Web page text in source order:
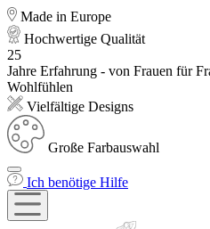
Made in Europe
Hochwertige Qualität
25
Jahre Erfahrung - von Frauen für
Wohlfühlen
Vielfältige Designs
Große Farbauswahl
Ich benötige Hilfe